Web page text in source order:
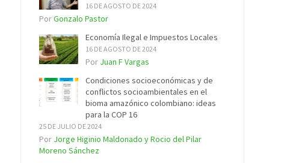
16 DE AGOSTO DE 2024
PorGonzalo Pastor
Economía Ilegal e Impuestos Locales
16 DE AGOSTO DE 2024
Por Juan F Vargas
Condiciones socioeconómicas y de
conflictos socioambientales en el
bioma amazónico colombiano: ideas
para la COP 16
25 DE JULIO DE 2024
Por Jorge Higinio Maldonado y Rocio del Pilar
Moreno Sánchez